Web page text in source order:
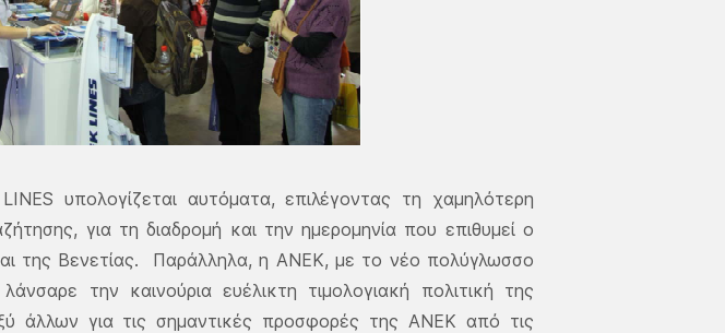
υπολογίζεται αυτόματα, επιλέγοντας τη χαμηλότερη
για τη διαδρομή και την ημερομηνία που επιθυμεί ο
της Βενετίας. Παράλληλα, η ΑΝΕΚ, με το νέο πολύγλωσσο
την καινούρια ευέλικτη τιμολογιακή πολιτική της
άλλων για τις σημαντικές προσφορές της ΑΝΕΚ από τις